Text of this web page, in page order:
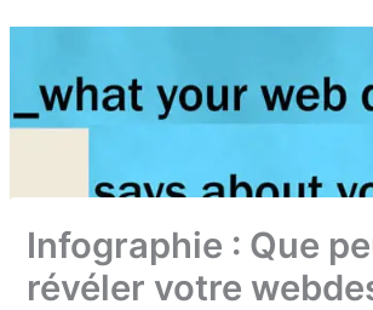
Infographie : Que
révéler votre